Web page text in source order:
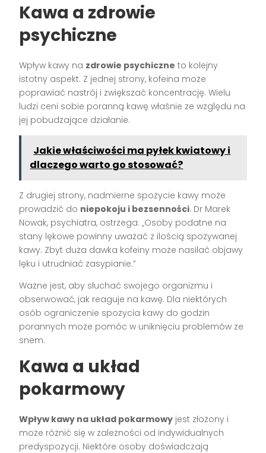
Kawa a zdrowie
psychiczne
Wpływ kawy na zdrowie psychiczne to kolejny
istotny aspekt. Z jednej strony, kofeina może
poprawiać nastrój i zwiększać koncentrację. Wielu
ludzi ceni sobie poranną kawę właśnie ze względu na
jej pobudzające działanie.
Jakie właściwości ma pyłek kwiatowy i
dlaczego warto go stosować?
Z drugiej strony, nadmierne spożycie kawy może
prowadzić do niepokoju i bezsenności. Dr Marek
Nowak, psychiatra, ostrzega: „Osoby podatne na
stany lękowe powinny uważać z ilością spożywanej
kawy. Zbyt duża dawka kofeiny może nasilać objawy
lęku i utrudniać zasypianie.”
Ważne jest, aby słuchać swojego organizmu i
obserwować, jak reaguje na kawę. Dla niektórych
osób ograniczenie spożycia kawy do godzin
porannych może pomóc w uniknięciu problemów ze
snem.
Kawa a układ
pokarmowy
Wpływ kawy na układ pokarmowy jest złożony i
może różnić się w zależności od indywidualnych
predyspozycji. Niektóre osoby doświadczają